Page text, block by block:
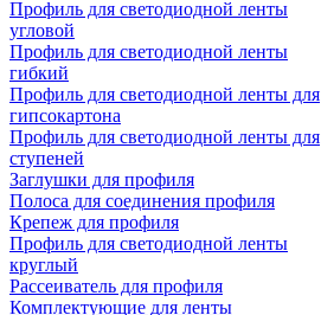
Профиль для светодиодной ленты
угловой
Профиль для светодиодной ленты
гибкий
Профиль для светодиодной ленты для
гипсокартона
Профиль для светодиодной ленты для
ступеней
Заглушки для профиля
Полоса для соединения профиля
Крепеж для профиля
Профиль для светодиодной ленты
круглый
Рассеиватель для профиля
Комплектующие для ленты